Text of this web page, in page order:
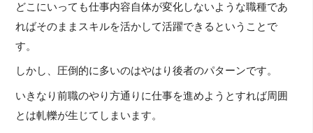
どこにいっても仕事内容自体が変化しないような職種であ
ればそのままスキルを活かして活躍できるということで
す。
しかし、圧倒的に多いのはやはり後者のパターンです。
いきなり前職のやり方通りに仕事を進めようとすれば周囲
とは軋轢が生じてしまいます。